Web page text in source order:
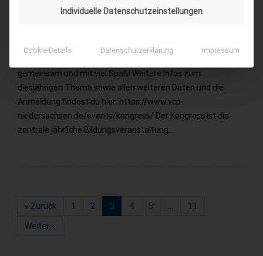
dieses Jahr wieder der Kongress statt. Dieses Jahr wollen wir
beschäftigen, die doch schon lange angefangen hat. Wie
gemeinsam und mit viel Spaß! Weitere Infos zum
diesjährigen Thema sowie allen weiteren Daten und die
Anmeldung findest du hier: https://www.vcp-
niedersachsen.de/events/kongress/ Der Kongress ist die
zentrale jährliche Bildungsveranstaltung…
« Zurück Seite
1 Seite
2 Seite
3 Seite
4 Seite
5 … Seite
11
Weiter »
Individuelle Datenschutzeinstellungen
Cookie-Details Datenschutzerklärung Impressum